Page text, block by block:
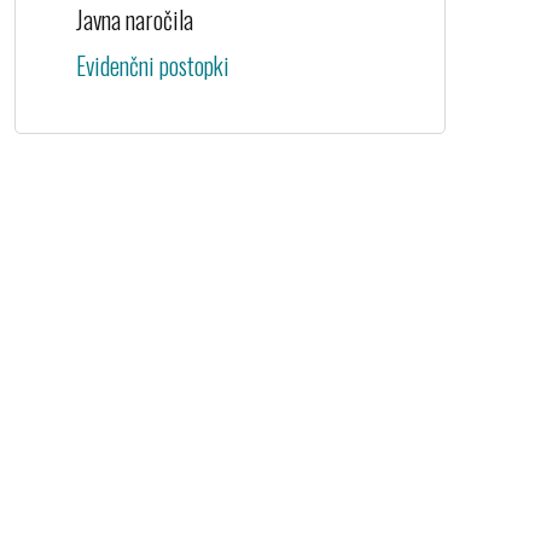
Javna naročila
Evidenčni postopki